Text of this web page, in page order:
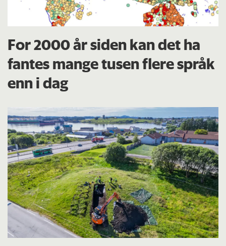
For 2000 år siden kan det ha
fantes mange tusen flere språk
enn i dag